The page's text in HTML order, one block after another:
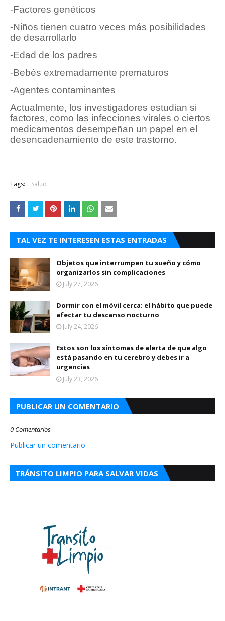
-Factores genéticos
-Niños tienen cuatro veces más posibilidades
de desarrollarlo
-Edad de los padres
-Bebés extremadamente prematuros
-Agentes contaminantes
Actualmente, los investigadores estudian si
factores, como las infecciones virales o ciertos
medicamentos desempeñan un papel en el
desencadenamiento de este trastorno.
Tags: Salud
TAL VEZ TE INTERESEN ESTAS ENTRADAS
Objetos que interrumpen tu sueño y cómo
organizarlos sin complicaciones
July 27, 2026
Dormir con el móvil cerca: el hábito que puede
afectar tu descanso nocturno
July 24, 2026
Estos son los síntomas de alerta de que algo
está pasando en tu cerebro y debes ir a
urgencias
July 23, 2026
PUBLICAR UN COMENTARIO
0 Comentarios
Publicar un comentario
TRÁNSITO LIMPIO PARA SALVAR VIDAS